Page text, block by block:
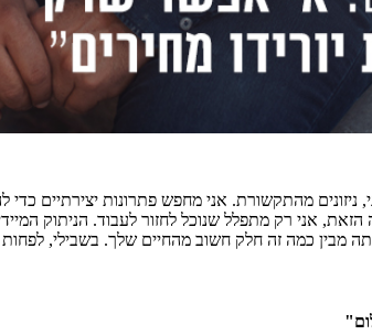
ניזונים מהתקשורת. אני מחפש פתרונות יצירתיים
אני רק מתפלל שנוכל לחזור לעבוד. הניתוק
מבין כמה זה חלק חשוב מהחיים שלך. בשבילי,